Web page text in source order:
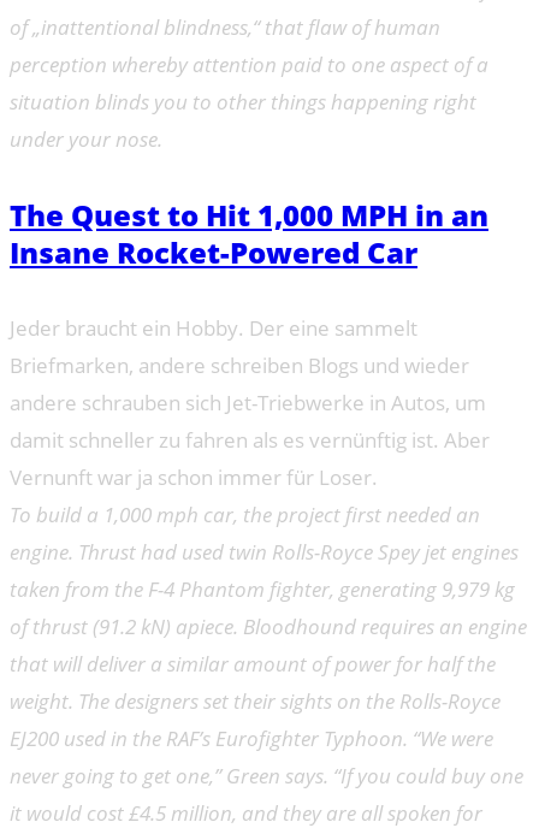
of „inattentional blindness,“ that flaw of human
perception whereby attention paid to one aspect of a
situation blinds you to other things happening right
under your nose.
The Quest to Hit 1,000 MPH in an
Insane Rocket-Powered Car
Jeder braucht ein Hobby. Der eine sammelt
Briefmarken, andere schreiben Blogs und wieder
andere schrauben sich Jet-Triebwerke in Autos, um
damit schneller zu fahren als es vernünftig ist. Aber
Vernunft war ja schon immer für Loser.
To build a 1,000 mph car, the project first needed an
engine. Thrust had used twin Rolls-Royce Spey jet engines
taken from the F-4 Phantom fighter, generating 9,979 kg
of thrust (91.2 kN) apiece. Bloodhound requires an engine
that will deliver a similar amount of power for half the
weight. The designers set their sights on the Rolls-Royce
EJ200 used in the RAF’s Eurofighter Typhoon. “We were
never going to get one,” Green says. “If you could buy one
it would cost £4.5 million, and they are all spoken for